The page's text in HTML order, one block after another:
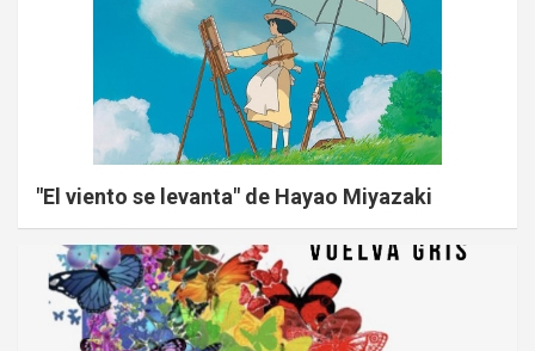
"El viento se levanta" de Hayao Miyazaki